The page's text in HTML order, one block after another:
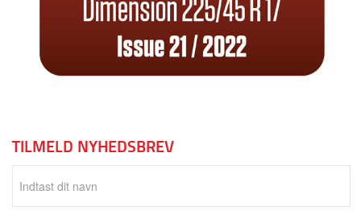
TILMELD NYHEDSBREV